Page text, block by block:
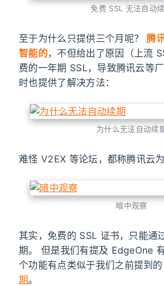
免费 SSL 无法自动
至于为什么只提供三个月呢？ 腾
智能的，不但给出了原因（上流
费的一年期 SSL，导致腾讯云等
时也提供了解决方法：
为什么无法自动续
难怪 V2EX 等论坛，都称腾讯云为
暗中观察
其实，免费的 SSL 证书，只能通
期。 但是我们有提及 EdgeOne
个功能有点类似于我们之前提到
期。